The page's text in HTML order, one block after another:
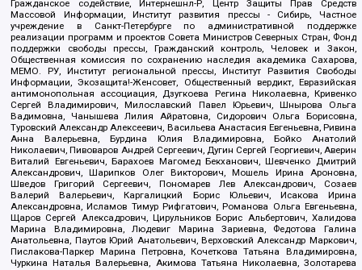
Гражданское содействие, Интернешнл-Р, Центр Защиты Прав Средств
Массовой Информации, Институт развития прессы - Сибирь, Частное
учреждение в Санкт-Петербурге по административной поддержке
реализации программ и проектов Совета Министров Северных Стран, Фонд
поддержки свободы прессы, Гражданский контроль, Человек и Закон,
Общественная комиссия по сохранению наследия академика Сахарова,
МЕМО. РУ, Институт региональной прессы, Институт Развития Свободы
Информации, Экозащита!-Женсовет, Общественный вердикт, Евразийская
антимонопольная ассоциация, Дзугкоева Регина Николаевна, Кривенко
Сергей Владимирович, Милославский Павел Юрьевич, Шнырова Ольга
Вадимовна, Чанышева Лилия Айратовна, Сидорович Ольга Борисовна,
Туровский Александр Алексеевич, Васильева Анастасия Евгеньевна, Ривина
Анна Валерьевна, Бурдина Юлия Владимировна, Бойко Анатолий
Николаевич, Пивоваров Андрей Сергеевич, Дугин Сергей Георгиевич, Аверин
Виталий Евгеньевич, Барахоев Магомед Бекханович, Шевченко Дмитрий
Александрович, Шарипков Олег Викторович, Мошель Ирина Ароновна,
Шведов Григорий Сергеевич, Пономарев Лев Александрович, Созаев
Валерий Валерьевич, Каргалицкий Борис Юльевич, Исакова Ирина
Александровна, Исламов Тимур Рифгатович, Романова Ольга Евгеньевна,
Щаров Сергей Алексадрович, Цирульников Борис Альбертович, Халидова
Марина Владимировна, Людевиг Марина Зариевна, Федотова Галина
Анатольевна, Паутов Юрий Анатольевич, Верховский Александр Маркович,
Пислакова-Паркер Марина Петровна, Кочеткова Татьяна Владимировна,
Чуркина Наталья Валерьевна, Акимова Татьяна Николаевна, Золотарева